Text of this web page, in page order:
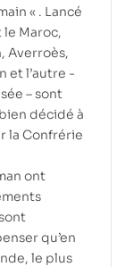
« . Lancé
le Maroc,
Averroès,
et l’autre -
– sont
décidé à
la Confrérie
ont
qu’en
le plus